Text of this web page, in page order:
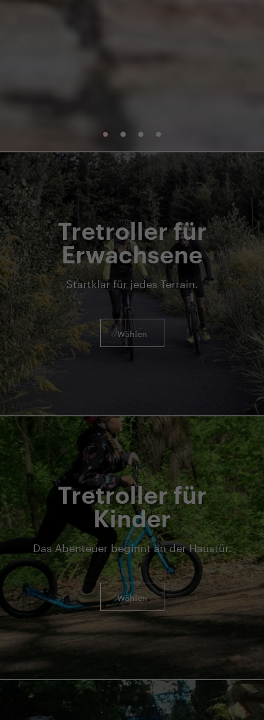
Tretroller für
Erwachsene
Startklar für jedes Terrain.
Wählen
Tretroller für
Kinder
Das Abenteuer beginnt an der Haustür.
Wählen